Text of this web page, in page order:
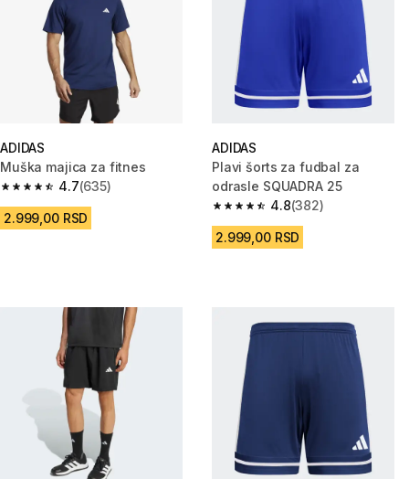
ADIDAS
Muška majica za fitnes
4.7
4.7 od 5 zvezdica from 635 Recenzije
(635)
2.999,00 RSD
ADIDAS
Plavi šorts za fudbal za
odrasle SQUADRA 25
4.8
4.8 od 5 zvezdica from 382
(382)
2.999,00 RSD